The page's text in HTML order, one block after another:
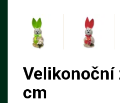
Velikonoční
cm